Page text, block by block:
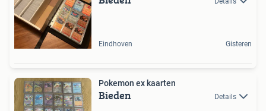
Eindhoven Gisteren
Pokemon ex kaarten
Bieden Details